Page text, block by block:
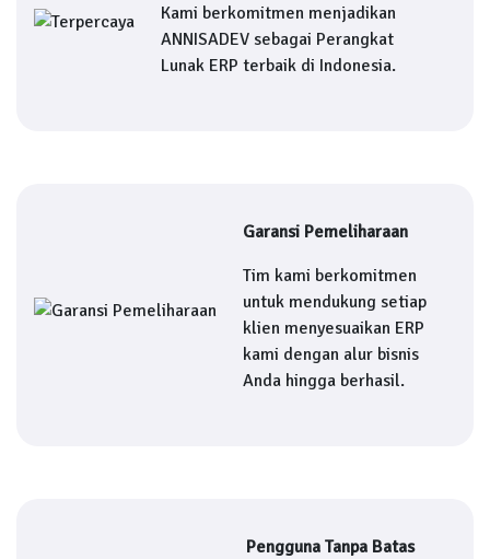
Kami berkomitmen menjadikan
ANNISADEV sebagai Perangkat
Lunak ERP terbaik di Indonesia.
Garansi Pemeliharaan
Tim kami berkomitmen
untuk mendukung setiap
klien menyesuaikan ERP
kami dengan alur bisnis
Anda hingga berhasil.
Pengguna Tanpa Batas